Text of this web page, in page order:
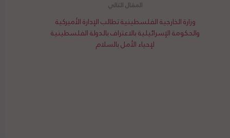
وزارة الخارجية الفلسطينية تطالب الإدارة الأميركية
والحكومة الإسرائيلية بالاعتراف بالدولة الفلسطينية
لإحياء الأمل بالسلام